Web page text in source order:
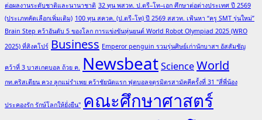
ต่อผลงานระดับชาติและนานาชาติ 32 ทุน พสวท. ป.ตรี–โท–เอก ศึกษาต่อต่างประเทศ ปี 2569
(ประเภทคัดเลือกเพิ่มเติม) 100 ทุน สควค. (ป.ตรี–โท) ปี 2569 สสวท. เฟ้นหา “ครู SMT รุ่นใหม่”
Brain Step คว้าอันดับ 5 ของโลก การแข่งขันหุ่นยนต์ World Robot Olympiad 2025 (WRO
2025) ที่สิงคโปร์ Business Emperor penguin รวมรุ่นศิษย์เก่านักบาสฯ อัสสัมชัญ
คว้าที่ 3 บาสเกตบอล ถ้วย ค. NewsbeatScienceWorld
กท.คริสเตียน ควง ลูกแม่รำเพย คว้าชัยนัดแรก ฟุตบอลจตุรมิตรสามัคคีครั้งที่ 31 "สี่พี่น้อง
ประคองรัก รักษ์โลกให้ยั่งยืน" คณะศึกษาศาสตร์